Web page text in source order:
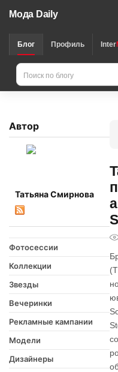
Мода Daily
Блог Профиль Inter
Автор
Татьяна Смирнова
Фотосессии
Коллекции
Звезды
Вечеринки
Рекламные кампании
Модели
Дизайнеры